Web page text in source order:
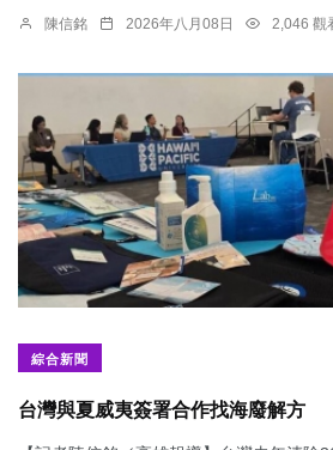
陳信銘 2026年八月08日 2,046 觀
綜合新聞
台灣與夏威夷簽署合作找海廢解方